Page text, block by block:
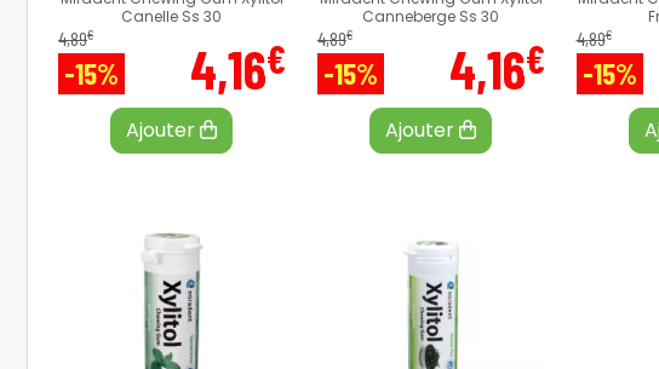
Canelle Ss 30
4,89€
-15% 4,16€
Ajouter
Canneberge Ss 30
4,89€
-15% 4,16€
Ajouter
4,89€
-15%